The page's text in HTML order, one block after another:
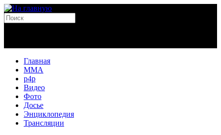
Главная
MMA
p4p
Видео
Фото
Досье
Энциклопедия
Трансляции